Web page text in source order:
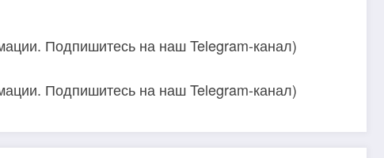
Подпишитесь на наш Telegram-канал)
Подпишитесь на наш Telegram-канал)